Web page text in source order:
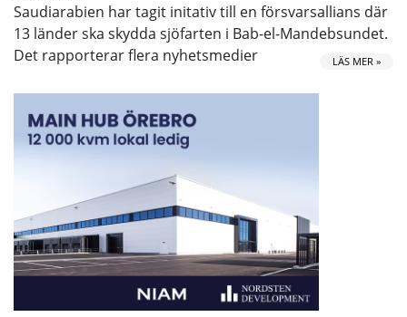
Saudiarabien har tagit initativ till en försvarsallians där
13 länder ska skydda sjöfarten i Bab-el-Mandebsundet.
Det rapporterar flera nyhetsmedier
LÄS MER »